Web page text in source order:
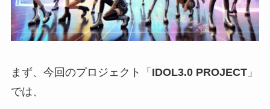
まず、今回のプロジェクト「 IDOL3.0 PROJECT」
では、